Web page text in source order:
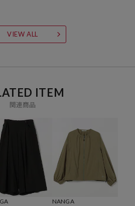
時点）
Parkにおける対象商品の通常販売（先
田晃」によって、近江真綿布団の産地か
脈にある「ナンガ・パルバット」に由来
ットは標高8126mで世界で9番目に高
れられ、今までにたくさんの遭難者を出
とを指し、その社名には創業者横田晃の
う、みんなが登らんとこを登ったろうと
ています。
です。長年培ってきた、羽毛の選定・洗
VIEW ALL
ITEM
関連商品
NANGA